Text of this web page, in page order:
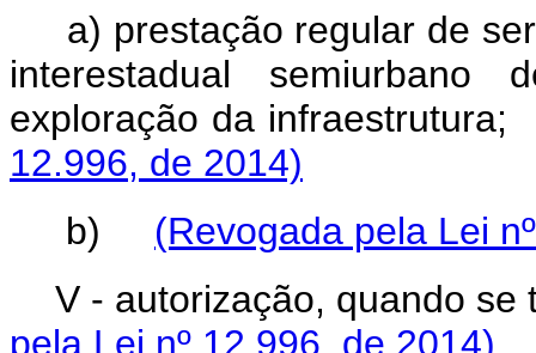
a) prestação regular de
interestadual semiurbano
exploração da
12.996, de 2014)
b) (Revogada pela Lei
V - autorização,
pela Lei nº 12.996, de 2014)